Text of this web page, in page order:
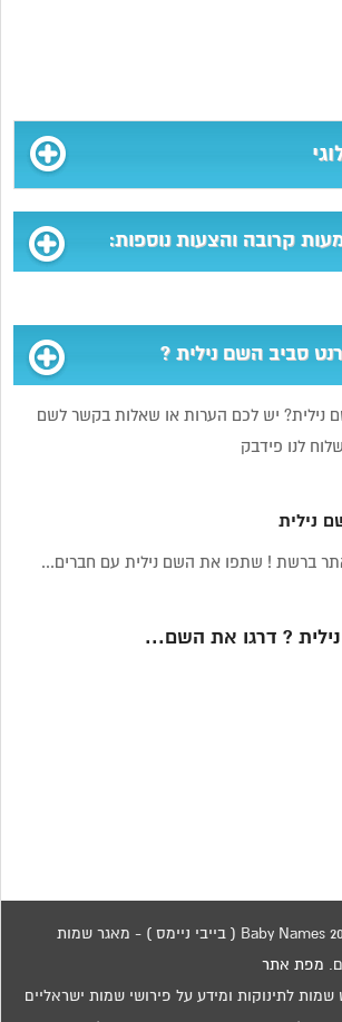
קרובה והצעות נוספות:
סביב השם נילית ?
נילית? יש לכם הערות או שאלות בקשר לשם
לנו פידבק
נילית
ברשת ! שתפו את השם נילית עם חברים...
? דרגו את השם...
כל הזכויות שמורות 2015 Baby Names ( בייבי ניימס ) - מאגר שמות
מפת אתר
שמות לתינוקות ומידע על פירושי שמות ישראליים